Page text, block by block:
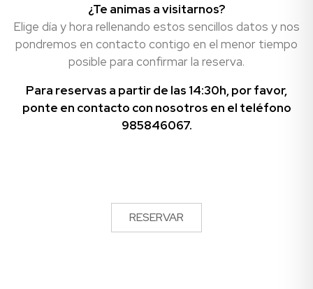
¿Te animas a visitarnos?
Elige día y hora rellenando estos sencillos datos y nos
pondremos en contacto contigo en el menor tiempo
posible para confirmar la reserva.
Para reservas a partir de las 14:30h, por favor,
ponte en contacto con nosotros en el teléfono
985846067.
RESERVAR